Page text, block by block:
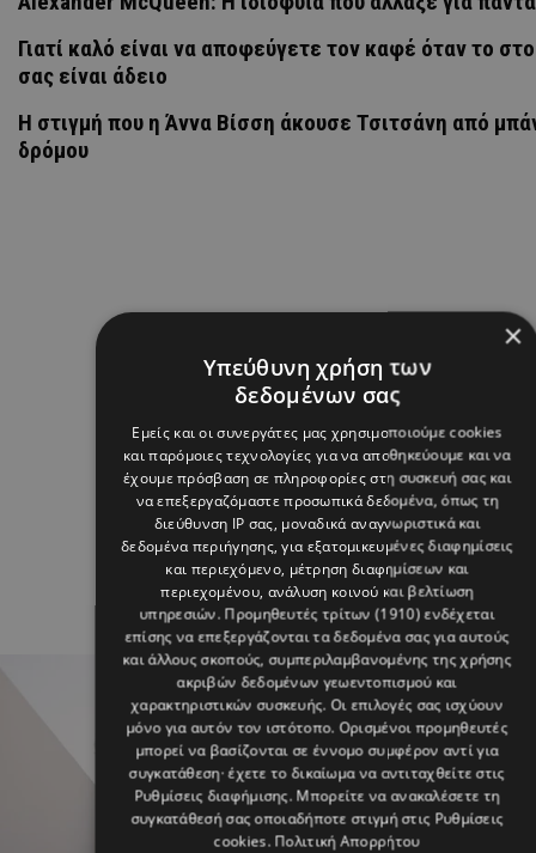
Γιατί καλό είναι να αποφεύγετε τον καφέ όταν το
σας είναι άδειο
H στιγμή που η Άννα Βίσση άκουσε Τσιτσάνη από
δρόμου
×
Υπεύθυνη χρήση των
δεδομένων σας
Εμείς και οι συνεργάτες μας χρησιμοποιούμε cookies
και παρόμοιες τεχνολογίες για να αποθηκεύουμε και να
έχουμε πρόσβαση σε πληροφορίες στη συσκευή σας και
να επεξεργαζόμαστε προσωπικά δεδομένα, όπως τη
διεύθυνση IP σας, μοναδικά αναγνωριστικά και
δεδομένα περιήγησης, για εξατομικευμένες διαφημίσεις
και περιεχόμενο, μέτρηση διαφημίσεων και
περιεχομένου, ανάλυση κοινού και βελτίωση
υπηρεσιών. Προμηθευτές τρίτων (1910)ενδέχεται
επίσης να επεξεργάζονται τα δεδομένα σας για αυτούς
και άλλους σκοπούς, συμπεριλαμβανομένης της χρήσης
ακριβών δεδομένων γεωεντοπισμού και
χαρακτηριστικών συσκευής. Οι επιλογές σας ισχύουν
μόνο για αυτόν τον ιστότοπο. Ορισμένοι προμηθευτές
μπορεί να βασίζονται σε έννομο συμφέρον αντί για
συγκατάθεση· έχετε το δικαίωμα να αντιταχθείτε στις
Ρυθμίσεις διαφήμισης. Μπορείτε να ανακαλέσετε τη
συγκατάθεσή σας οποιαδήποτε στιγμή στις Ρυθμίσεις
cookies. Πολιτική Απορρήτου